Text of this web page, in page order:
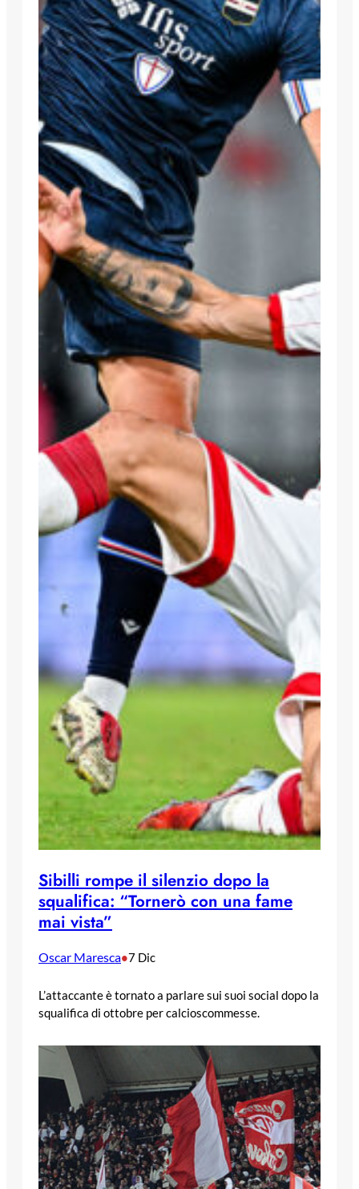
Sibilli rompe il silenzio dopo la
squalifica: “Tornerò con una fame
mai vista”
Oscar Maresca•7 Dic
L’attaccante è tornato a parlare sui suoi social dopo la
squalifica di ottobre per calcioscommesse.